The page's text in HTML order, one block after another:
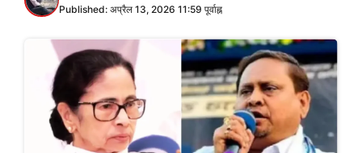
Published: अप्रैल 13, 2026 11:59 पूर्वाह्न